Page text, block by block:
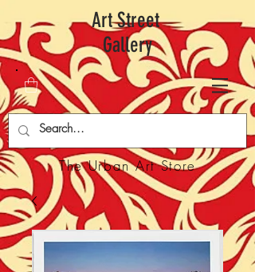
Art Street
Gallery
The Urban Art Store